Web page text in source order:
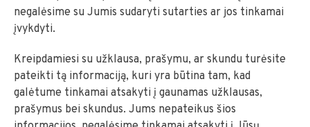
negalėsime su Jumis sudaryti sutarties ar jos tinkamai
įvykdyti.
Kreipdamiesi su užklausa, prašymu, ar skundu turėsite
pateikti tą informaciją, kuri yra būtina tam, kad
galėtume tinkamai atsakyti į gaunamas užklausas,
prašymus bei skundus. Jums nepateikus šios